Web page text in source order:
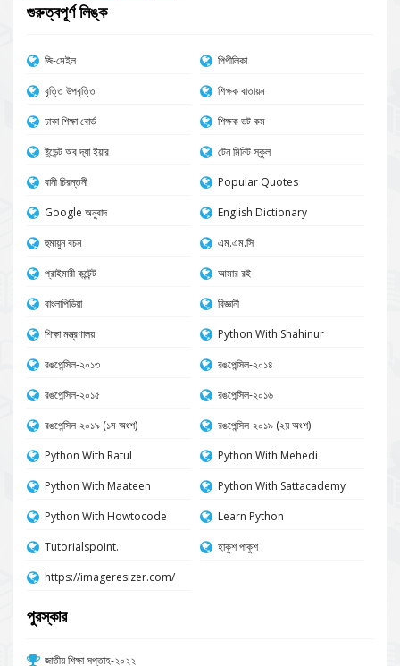
গুরুত্বপূর্ণ লিঙ্ক
জি-মেইল
পিপীলিকা
বৃত্তি উপবৃত্তি
শিক্ষক বাতায়ন
ঢাকা শিক্ষা বোর্ড
শিক্ষক ডট কম
ষ্টুডেন্ট অব দ্যা ইয়ার
টেন মিনিট স্কুল
বানী চিরন্তনী
Popular Quotes
Google অনুবাদ
English Dictionary
হুমায়ুন বচন
এম.এম.সি
প্রাইমারী কন্টেন্ট
আমার রই
বাংলাপিডিয়া
বিজ্ঞানী
শিক্ষা মন্ত্রণালয়
Python With Shahinur
রঙপেন্সিল-২০১৩
রঙপেন্সিল-২০১৪
রঙপেন্সিল-২০১৫
রঙপেন্সিল-২০১৬
রঙপেন্সিল-২০১৯ (১ম অংশ)
রঙপেন্সিল-২০১৯ (২য় অংশ)
Python With Ratul
Python With Mehedi
Python With Maateen
Python With Sattacademy
Python With Howtocode
Learn Python
Tutorialspoint.
হাকুশ পাকুশ
https://imageresizer.com/
পুরস্কার
জাতীয় শিক্ষা সপ্তাহ-২০২২